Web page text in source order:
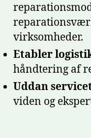
virksomheder.
Etabler
håndtering af
Uddan
viden og